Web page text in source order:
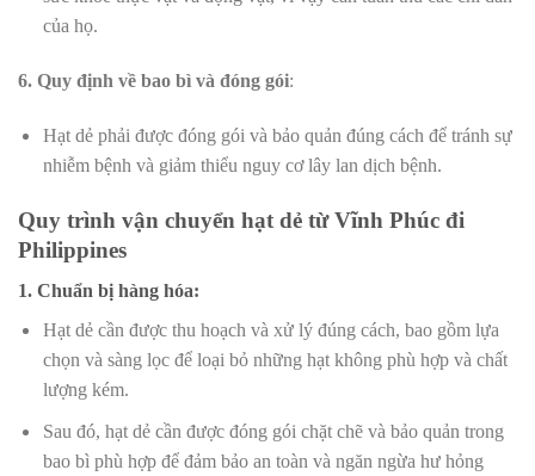
của họ.
6. Quy định về bao bì và đóng gói:
Hạt dẻ phải được đóng gói và bảo quản đúng cách để tránh sự
nhiễm bệnh và giảm thiểu nguy cơ lây lan dịch bệnh.
Quy trình vận chuyển hạt dẻ từ Vĩnh Phúc đi
Philippines
1. Chuẩn bị hàng hóa:
Hạt dẻ cần được thu hoạch và xử lý đúng cách, bao gồm lựa
chọn và sàng lọc để loại bỏ những hạt không phù hợp và chất
lượng kém.
Sau đó, hạt dẻ cần được đóng gói chặt chẽ và bảo quản trong
bao bì phù hợp để đảm bảo an toàn và ngăn ngừa hư hỏng